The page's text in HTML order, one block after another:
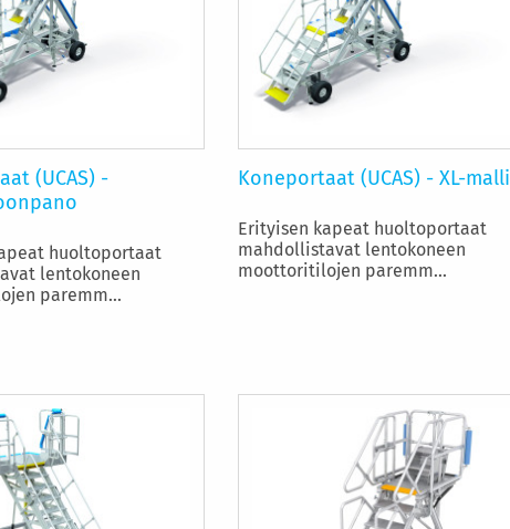
(UCAS) -
huoltoportaat
lentokoneen
paremm...
Koneportaat (UCAS) - XL-malli
Erityisen kapeat huoltoportaat
mahdollistavat lentokoneen
moottoritilojen paremm...